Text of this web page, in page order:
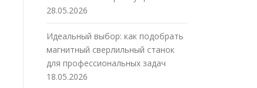
28.05.2026
Идеальный выбор: как подобрать
магнитный сверлильный станок
для профессиональных задач
18.05.2026